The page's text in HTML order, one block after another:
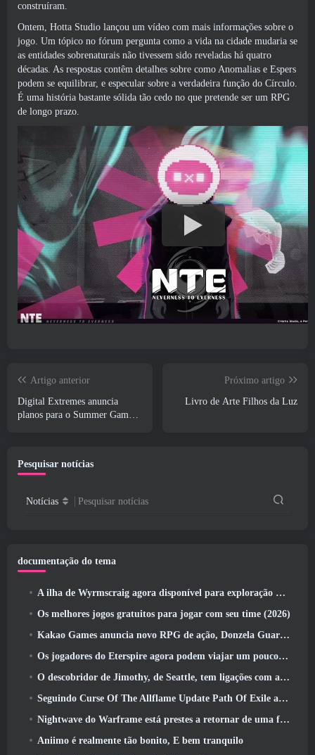
construíram.
Ontem, Hotta Studio lançou um vídeo com mais informações sobre o
jogo. Um tópico no fórum pergunta como a vida na cidade mudaria se
as entidades sobrenaturais não tivessem sido reveladas há quatro
décadas. As respostas contêm detalhes sobre como Anomalias e Espers
podem se equilibrar, e especular sobre a verdadeira função do Círculo.
É uma história bastante sólida tão cedo no que pretende ser um RPG
de longo prazo.
Artigo anterior
Digital Extremes anuncia
planos para o Summer Game
Próximo artigo
Livro de Arte Filhos da Luz
Pesquisar notícias
Notícias Pesquisar notícias
documentação do tema
A ilha de Wyrmscraig agora disponível para exploração no RuneScape da velha escola
Os melhores jogos gratuitos para jogar com seu time (2026)
Kakao Games anuncia novo RPG de ação, Donzela Guardiã
Os jogadores do Eterspire agora podem viajar um pouco no tempo… como um deleite
O descobridor de Jimothy, de Seattle, tem ligações com a ArenaNet, Então é claro que eles estão adicionando isso ao Guild Wars 2
Seguindo Curse Of The Allflame Update Path Of Exile anuncia várias mudanças com base no feedback
Nightwave do Warframe está prestes a retornar de uma forma chocante
Aniimo é realmente tão bonito, E bem tranquilo